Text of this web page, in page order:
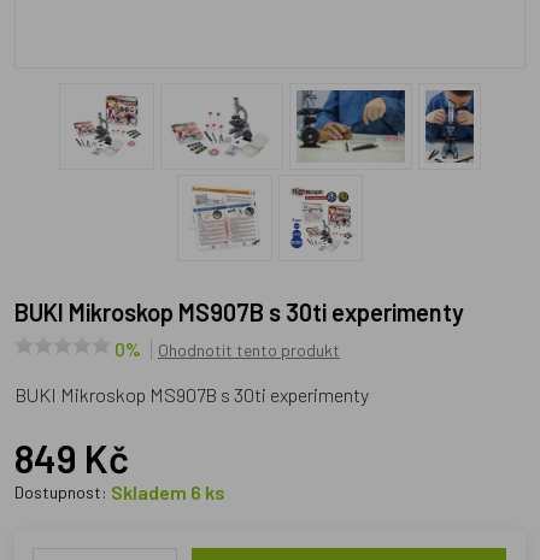
BUKI Mikroskop MS907B s 30ti experimenty
0% Ohodnotit tento produkt
BUKI Mikroskop MS907B s 30ti experimenty
849 Kč
Dostupnost: Skladem 6 ks